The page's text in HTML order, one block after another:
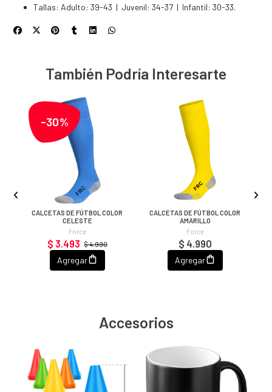
Tallas: Adulto: 39-43 | Juvenil: 34-37 | Infantil: 30-33.
También Podría Interesarte
-30%
CALCETAS DE FÚTBOL COLOR
CELESTE
Force
$ 4.990
$ 3.493
Agregar
CALCETAS DE FÚTBOL COLOR
AMARILLO
Force
$ 4.990
Agregar
Accesorios